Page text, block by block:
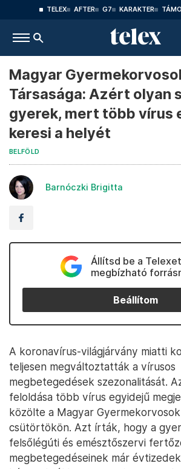
TELEX AFTER G7 KARAKTER
Magyar
Társasága: Azért olyan
gyerek, mert több vírus
keresi a helyét
BELFÖLD
Barnóczki Brigitta
Állítsd be a Telexet
megbízható
Beállítom
A koronavírus-világjárvány miatti
teljesen megváltoztatták a vírusos
megbetegedések szezonalitását.
feloldása több vírus egyidejű
közölte a Magyar Gyermekorvosok
csütörtökön. Azt írták, hogy a
felsőlégúti és emésztőszervi
megbetegedéseinek már